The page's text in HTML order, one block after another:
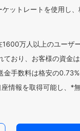
ットレートを使用し
万人以上のユーザ
おり、お客様の資金は
手数料は格安の0.73%
情報を取得可能し、*